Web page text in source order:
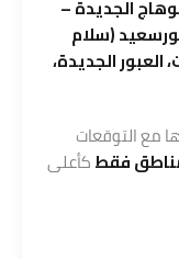
الجديدة –
(سلام
الجديدة،
2023–2024، وربطها مع التوقعات
كأعلى